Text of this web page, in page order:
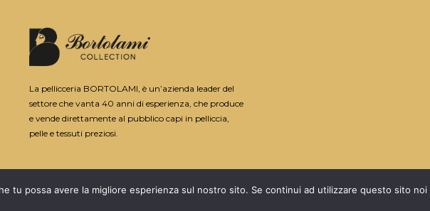
La pellicceria BORTOLAMI, è un’azienda leader del
settore che vanta 40 anni di esperienza, che produce
e vende direttamente al pubblico capi in pelliccia,
pelle e tessuti preziosi.
BORTOLAMI | PARTITA IVA: 01010870283 - PRIVACY POWERED BY
tu possa avere la migliore esperienza sul nostro sito. Se continui ad utilizzare questo sito